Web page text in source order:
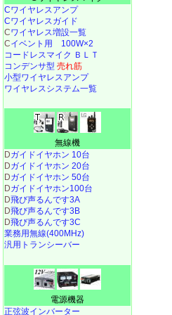
Cワイヤレスアンプ
Cワイヤレスガイド
Cワイヤレス増設一覧
Cイベント用 100W×2
コードレスマイク ＢＬＴ
コンデンサ型 売れ筋
小型ワイヤレスアンプ
ワイヤレスシステム一覧
無線機
Dガイドイヤホン 10台
Dガイドイヤホン 20台
Dガイドイヤホン 50台
Dガイドイヤホン100台
D飛び声るんです3A
D飛び声るんです3B
D飛び声るんです3C
業務用無線(400MHz)
汎用トランシーバー
電源機器
正弦波インバーター